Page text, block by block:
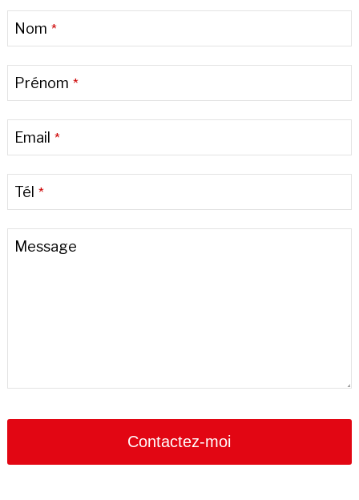
Nom *
Prénom *
Email *
Tél *
Email
Address *
Message
Contactez-moi